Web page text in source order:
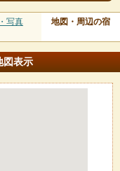
写真 地図・周辺の宿
図表示